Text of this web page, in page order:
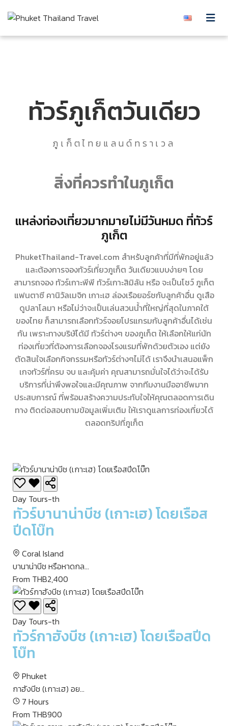
ทัวร์ภูเก็ตวันเดียว
ภูเก็ตไทยแลนด์ทราเวล
สิ่งที่ควรทำในภูเก็ต
แหล่งท่องเที่ยวมากมายไม่มีวันหมด ที่ทัวร์
ภูเก็ต
PhuketThailand-Travel.com สำหรับลูกค้าที่มีที่พักอยู่แล้ว
และต้องการจองทัวร์เที่ยวภูเก็ต วันเดียวแบบง่ายๆ โดย
สามารถจอง ทัวร์เกาะพีพี ทัวร์เกาะสิมิลัน หรือ จะเป็นโชว์ ภูเก็ต
แฟนตาซี คานิวัลเมจิก เกาะเฮ ล่องเรือยอร์ชกับลูกค้าอื่น ดูเสือ
ดูปลาโลมา หรือไม่ว่าจะเป็นเล่นสวนน้ำที่ใหญ่ที่สุดในภาคใต้
ของไทย ก็สามารถเลือกทัวร์จอยโปรแกรมกับลูกค้าอื่นได้เช่น
กัน เพราะทางบริษัได้มี ทัวร์ต่างๆ ของภูเก็ต ให้เลือกให้แก่นัก
ท่องเที่ยวที่ต้องการเลือกจองโรงแรมที่พักด้วยตัวเอง แต่ยัง
ตัดสินใจเลือกกิจกรรมหรือทัวร์ต่างๆไม่ได้ เราจึงนำเสนอแพ็ก
เกจทัวร์ที่ครบ จบ และคุ้มค่า คุณสามารถมั่นใจได้ว่าจะได้รับ
บริการที่น่าพึงพอใจและมีคุณภาพ จากทีมงานมืออาชีพมาก
ประสบการณ์ ที่พร้อมสร้างความประทับใจให้คุณตลอดการเดิน
ทาง ติดต่อสอบถามข้อมูลเพิ่มเติม ให้เราดูแลการท่องเที่ยวได้
ตลอดทริปที่ภูเก็ต
Day Tours-th
ทัวร์บานาน่าบีช (เกาะเฮ) โดยเรือส
ปีดโบ๊ท
Coral Island
บานาน่าบีช หรือหาดกล...
From THB2,400
Day Tours-th
ทัวร์กาฮังบีช (เกาะเฮ) โดยเรือสปีด
โบ๊ท
Phuket
กาฮังบีช (เกาะเฮ) อย...
7 Hours
From THB900